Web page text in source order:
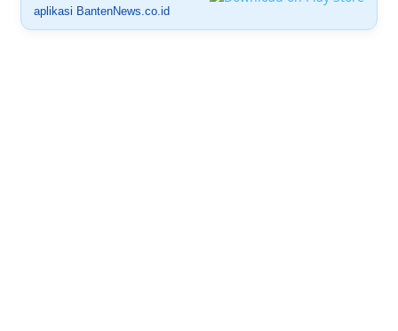
aplikasi BantenNews.co.id